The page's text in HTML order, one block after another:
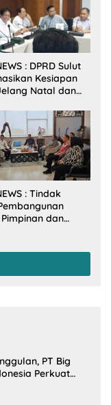
: DPRD Sulut
Kesiapan
Natal dan
: Tindak
dan
PU-RI
PT Big
Perkuat